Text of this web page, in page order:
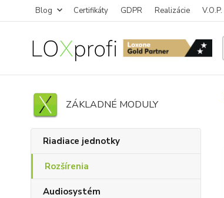
Blog Certifikáty GDPR Realizácie V.O.P.
ZÁKLADNÉ MODULY
Riadiace jednotky
Rozšírenia
Audiosystém